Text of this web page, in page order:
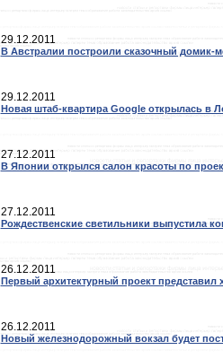
29.12.2011
В Австралии построили сказочный домик-
29.12.2011
Новая штаб-квартира Google открылась в
27.12.2011
В Японии открылся салон красоты по
27.12.2011
Рождественские светильники выпустила
26.12.2011
Первый архитектурный проект
26.12.2011
Новый железнодорожный вокзал будет